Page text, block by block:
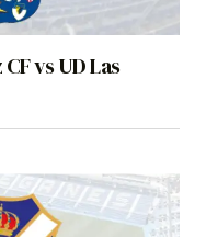
vs UD Las